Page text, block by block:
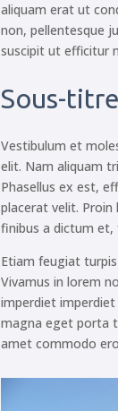
aliquam erat ut
non, pellentesque
suscipit ut efficitur
Sous-titre
Vestibulum et
elit. Nam aliquam
Phasellus ex est,
placerat velit.
finibus a dictum et,
Etiam feugiat
Vivamus in lorem
imperdiet
magna eget porta
amet commodo